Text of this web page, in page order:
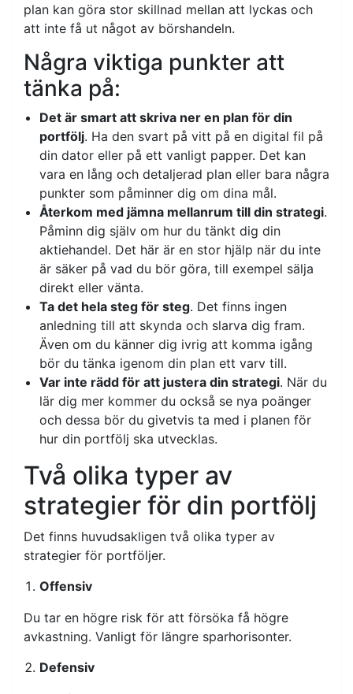
plan kan göra stor skillnad mellan att lyckas och
att inte få ut något av börshandeln.
Några viktiga punkter att
tänka på:
Det är smart att skriva ner en plan för din
portfölj. Ha den svart på vitt på en digital fil på
din dator eller på ett vanligt papper. Det kan
vara en lång och detaljerad plan eller bara några
punkter som påminner dig om dina mål.
Återkom med jämna mellanrum till din strategi.
Påminn dig själv om hur du tänkt dig din
aktiehandel. Det här är en stor hjälp när du inte
är säker på vad du bör göra, till exempel sälja
direkt eller vänta.
Ta det hela steg för steg. Det finns ingen
anledning till att skynda och slarva dig fram.
Även om du känner dig ivrig att komma igång
bör du tänka igenom din plan ett varv till.
Var inte rädd för att justera din strategi. När du
lär dig mer kommer du också se nya poänger
och dessa bör du givetvis ta med i planen för
hur din portfölj ska utvecklas.
Två olika typer av
strategier för din portfölj
Det finns huvudsakligen två olika typer av
strategier för portföljer.
Offensiv
Du tar en högre risk för att försöka få högre
avkastning. Vanligt för längre sparhorisonter.
Defensiv